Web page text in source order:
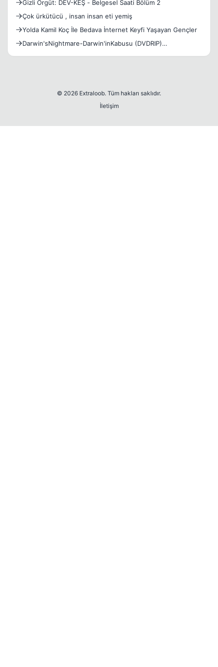
Gizli Örgüt: DEV-KEŞ - Belgesel Saati Bölüm 2
Çok ürkütücü , insan insan eti yemiş
Yolda Kamil Koç İle Bedava İnternet Keyfi Yaşayan Gençler
Darwin'sNightmare-Darwin'inKabusu (DVDRIP)
© 2026 Extraloob. Tüm hakları saklıdır.
İletişim